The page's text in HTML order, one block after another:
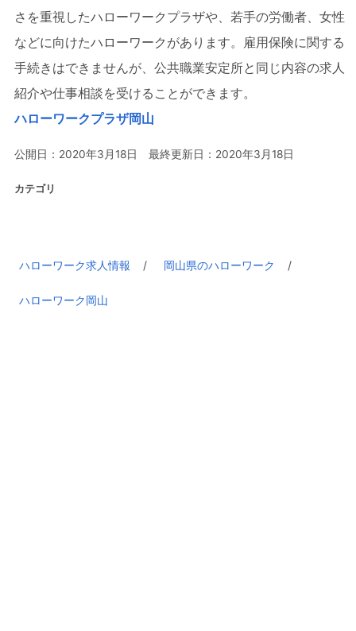
さを重視したハローワークプラザや、若手の労働者、女性
などに向けたハローワークがあります。雇用保険に関する
手続きはできませんが、公共職業安定所と同じ内容の求人
紹介や仕事相談を受けることができます。
ハローワークプラザ岡山
公開日：2020年3月18日 最終更新日：2020年3月18日
カテゴリ
ハローワーク求人情報 岡山県のハローワーク
ハローワーク岡山